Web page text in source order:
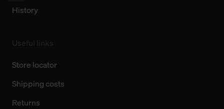
History
Store locator
Shipping costs
Returns